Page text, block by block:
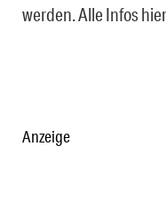
werden. Alle Infos
Anzeige